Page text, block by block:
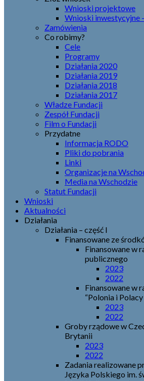
Wnioski projektowe
Wnioski inwestycyjne
Zamówienia
Co robimy?
Cele
Programy
Działania 2020
Działania 2019
Działania 2018
Działania 2017
Władze Fundacji
Zespół Fundacji
Film o Fundacji
Przydatne
Informacja RODO
Pliki do pobrania
Linki
Organizacje na
Media na Wschodzie
Statut Fundacji
Wnioski
Aktualności
Działania
Działania – część I
Finansowane ze
Finansowane w
publicznego
2023
2022
Finansowane w
“Polonia i
2023
2022
Groby rządowe w
Brytanii
2023
2022
Zadania realizowane
Języka Polskiego im.